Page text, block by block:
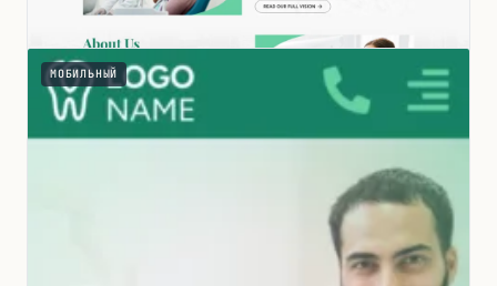
МОБИЛЬНЫЙ